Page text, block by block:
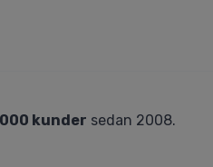
kunder sedan 2008.